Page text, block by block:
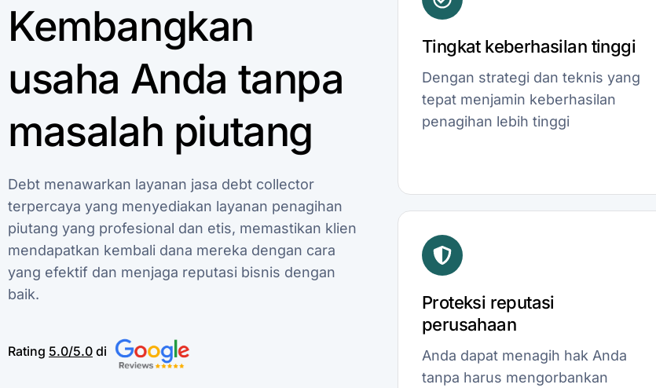
Kembangkan
usaha Anda tanpa
masalah piutang
Debt menawarkan layanan jasa debt collector
terpercaya yang menyediakan layanan penagihan
piutang yang profesional dan etis, memastikan klien
mendapatkan kembali dana mereka dengan cara
yang efektif dan menjaga reputasi bisnis dengan
baik.
Rating 5.0/5.0 di
Tingkat keberhasilan tinggi
Dengan strategi dan teknis yang
tepat menjamin keberhasilan
penagihan lebih tinggi
Proteksi reputasi
perusahaan
Anda dapat menagih hak Anda
tanpa harus mengorbankan